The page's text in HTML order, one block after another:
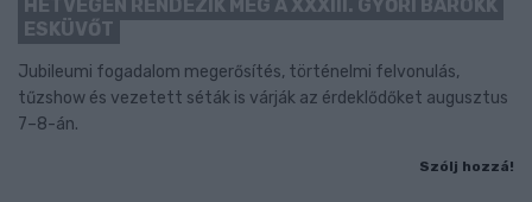
HÉTVÉGÉN RENDEZIK MEG A XXXIII. GYŐRI BAROKK
ESKÜVŐT
Jubileumi fogadalom megerősítés, történelmi felvonulás,
tűzshow és vezetett séták is várják az érdeklődőket augusztus
7–8-án.
Szólj hozzá!